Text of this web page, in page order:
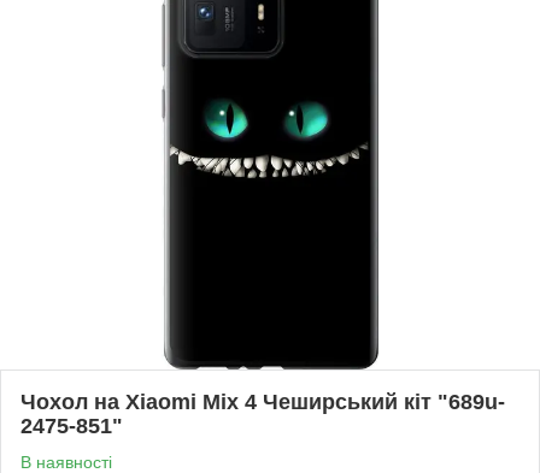
Чохол на Xiaomi Mix 4 Чеширський кіт "689u-
2475-851"
В наявності